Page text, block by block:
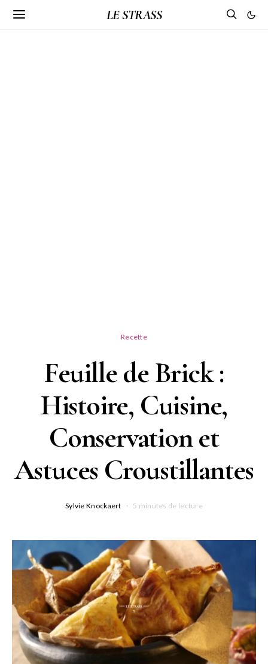
LE STRASS
Recette
Feuille de Brick :
Histoire, Cuisine,
Conservation et
Astuces Croustillantes
Sylvie Knockaert 5 minutes de lecture